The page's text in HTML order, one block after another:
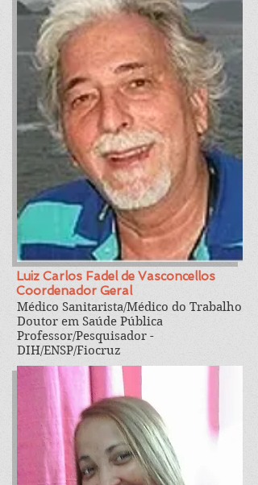
Luiz Carlos Fadelde Vasconcellos
Coordenador Geral
Médico Sanitarista/Médico do Trabalho
Doutor em Saúde Pública
Professor/Pesquisador -
DIH/ENSP/Fiocruz